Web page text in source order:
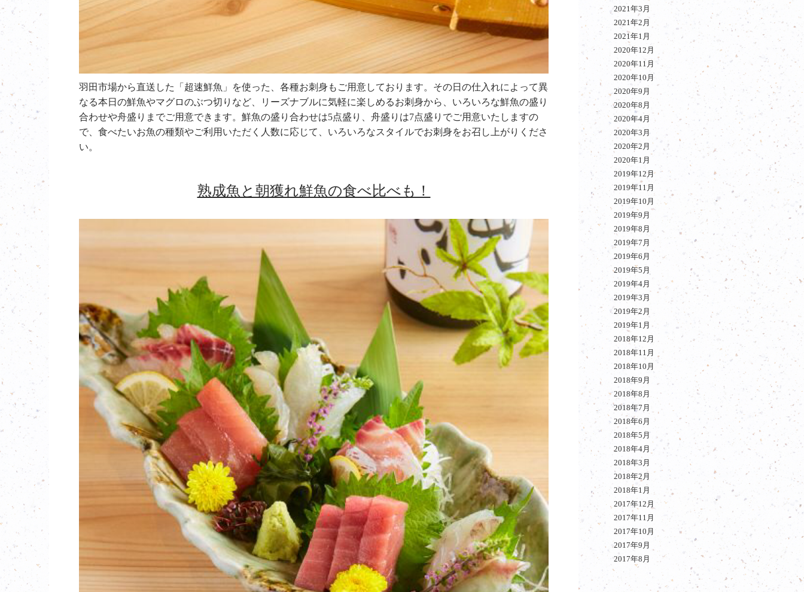
羽田市場から直送した「超速鮮魚」を使った、各種お刺身もご用意しております。その日の仕入れによって異
なる本日の鮮魚やマグロのぶつ切りなど、リーズナブルに気軽に楽しめるお刺身から、いろいろな鮮魚の盛り
合わせや舟盛りまでご用意できます。鮮魚の盛り合わせは5点盛り、舟盛りは7点盛りでご用意いたしますの
で、食べたいお魚の種類やご利用いただく人数に応じて、いろいろなスタイルでお刺身をお召し上がりくださ
い。
熟成魚と朝獲れ鮮魚の食べ比べも！
2021年3月
2021年2月
2021年1月
2020年12月
2020年11月
2020年10月
2020年9月
2020年8月
2020年4月
2020年3月
2020年2月
2020年1月
2019年12月
2019年11月
2019年10月
2019年9月
2019年8月
2019年7月
2019年6月
2019年5月
2019年4月
2019年3月
2019年2月
2019年1月
2018年12月
2018年11月
2018年10月
2018年9月
2018年8月
2018年7月
2018年6月
2018年5月
2018年4月
2018年3月
2018年2月
2018年1月
2017年12月
2017年11月
2017年10月
2017年9月
2017年8月